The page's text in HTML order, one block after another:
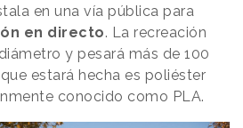
en una vía pública para
en directo. La recreación
y pesará más de 100
estará hecha es poliéster
conocido como PLA.